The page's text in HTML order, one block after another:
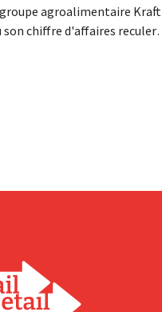
agroalimentaire Kraft
son chiffre d'affaires reculer